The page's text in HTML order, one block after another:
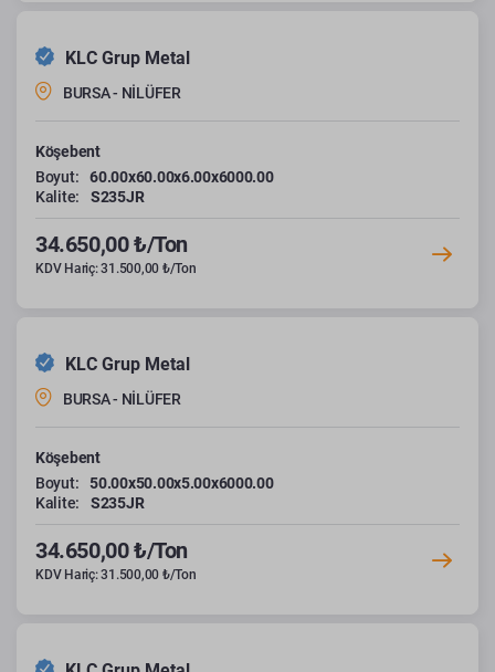
KLC Grup Metal
BURSA - NİLÜFER
Köşebent
Boyut:
60.00x60.00x6.00x6000.00
Kalite:
S235JR
34.650,00 ₺/Ton
KDV Hariç: 31.500,00 ₺/Ton
KLC Grup Metal
BURSA - NİLÜFER
Köşebent
Boyut:
50.00x50.00x5.00x6000.00
Kalite:
S235JR
34.650,00 ₺/Ton
KDV Hariç: 31.500,00 ₺/Ton